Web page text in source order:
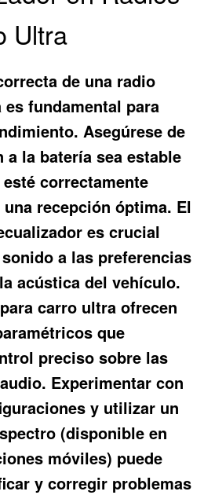
Ultra
de una radio
fundamental para
Asegúrese de
a la batería sea estable
correctamente
recepción óptima. El
es crucial
a las preferencias
acústica del vehículo.
carro ultra ofrecen
que
preciso sobre las
Experimentar con
y utilizar un
(disponible en
móviles) puede
y corregir problemas